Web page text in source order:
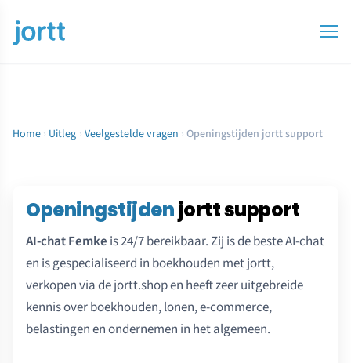
Home › Uitleg › Veelgestelde vragen › Openingstijden jortt support
Openingstijdenjortt support
AI-chat Femke is 24/7 bereikbaar. Zij is de beste AI-chat
en is gespecialiseerd in boekhouden met jortt,
verkopen via de jortt.shop en heeft zeer uitgebreide
kennis over boekhouden, lonen, e-commerce,
belastingen en ondernemen in het algemeen.